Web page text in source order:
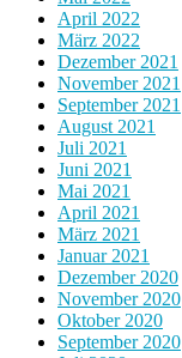
April 2022
März 2022
Dezember 2021
November 2021
September 2021
August 2021
Juli 2021
Juni 2021
Mai 2021
April 2021
März 2021
Januar 2021
Dezember 2020
November 2020
Oktober 2020
September 2020